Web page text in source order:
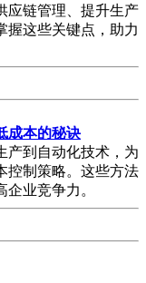
应链管理、提升生产
握这些关键点，助力
成本的秘诀
产到自动化技术，为
控制策略。这些方法
业竞争力。